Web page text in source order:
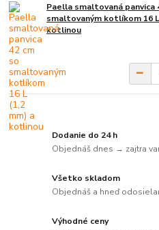
Paella smaltovaná panvica
smaltovaným kotlíkom 16
kotlinou
Dodanie do 24 h
Objednáš dnes → zajtra
Všetko skladom
Objednáš a hneď
Výhodné ceny